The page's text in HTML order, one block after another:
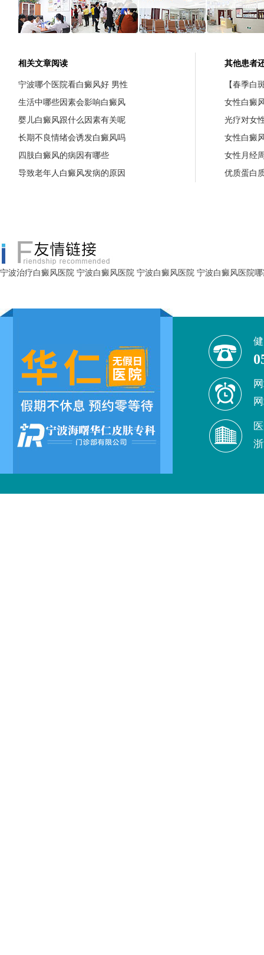
相关文章阅读
宁波哪个医院看白癜风好 男性
生活中哪些因素会影响白癜风
婴儿白癜风跟什么因素有关呢
长期不良情绪会诱发白癜风吗
四肢白癜风的病因有哪些
导致老年人白癜风发病的原因
其他患者
【春季白
女性白癜
光疗对女
女性白癜
女性月经
优质蛋白
宁波治疗白癜风医院 宁波白癜风医院 宁波白癜风医院 宁波白癜风医院